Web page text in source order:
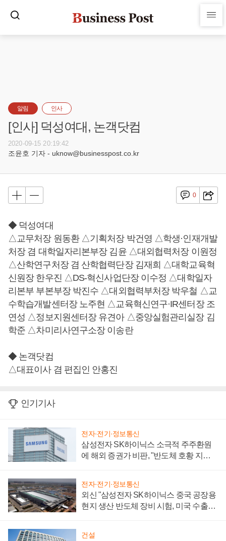
알림 인사
[인사] 덕성여대, 논객닷컴
2020-09-15 20:19:42
조윤호 기자 - uknow@businesspost.co.kr
0
◆ 덕성여대
△교무처장 원동환 △기획처장 박건영 △학생·인재개발
처장 겸 대학일자리본부장 김윤 △대외협력처장 이원정
△산학연구처장 겸 산학협력단장 김재희 △대학교육혁
신원장 한우진 △DS-혁신사업단장 이수정 △대학일자
리본부 부본부장 박진수 △대외협력부처장 박우철 △교
수학습개발센터장 노주현 △교육혁신연구·IR센터장 조
연성 △정보지원센터장 유견아 △중앙실험관리실장 김
학준 △차미리사연구소장 이송란
◆ 논객닷컴
△대표이사 겸 편집인 안홍진
인기기사
전자·전기·정보통신
삼성전자 SK하이닉스 소극적 주주환원
에 해외 증권가 비판, "반도체 호황 지속
전자·전기·정보통신
외신 "삼성전자 SK하이닉스 중국 공장용
현지 생산 반도체 장비 시험, 미국 수출통
건설